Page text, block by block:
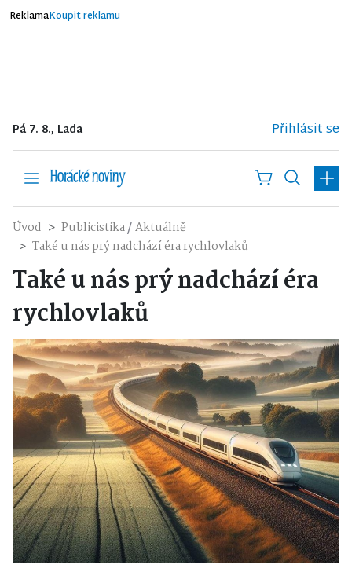
ReklamaKoupit reklamu
Pá 7. 8., Lada Přihlásit se
Úvod Publicistika/Aktuálně
Také u nás prý nadchází éra rychlovlaků
Také u nás prý nadchází éra
rychlovlaků